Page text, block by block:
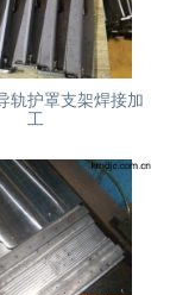
轨护罩支架焊接加
工